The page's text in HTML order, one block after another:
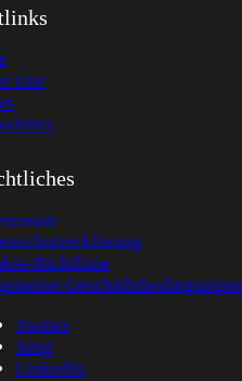
Uns
Richtlinie
Geschäftsbedingungen
Twitter
Xing
Linkedin